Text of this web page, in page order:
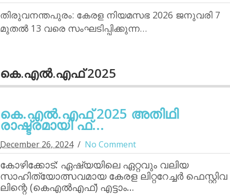
തിരുവനന്തപുരം: കേരള നിയമസഭ 2026 ജനുവരി 7
മുതല്‍ 13 വരെ സംഘടിപ്പിക്കുന്ന…
കെ.എല്‍.എഫ് 2025
കെ.എല്‍.എഫ് 2025 അതിഥി
രാഷ്ട്രമായി ഫ്...
December 26, 2024 No Comment
കോഴിക്കോട്: ഏഷ്യയിലെ ഏറ്റവും വലിയ
സാഹിത്യോത്സവമായ കേരള ലിറ്ററേച്ചര്‍ ഫെസ്റ്റിവ
ലിന്റെ (കെഎല്‍എഫ്) എട്ടാം…